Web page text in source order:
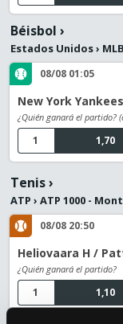
Béisbol ›
Estados Unidos› MLB
08/08 01:05
New York
¿Quién ganará el partido?
1,70
1
Tenis›
ATP › ATP 1000 -
08/08 20:50
Heliovaara H /
¿Quién ganará el partido?
1,10
1